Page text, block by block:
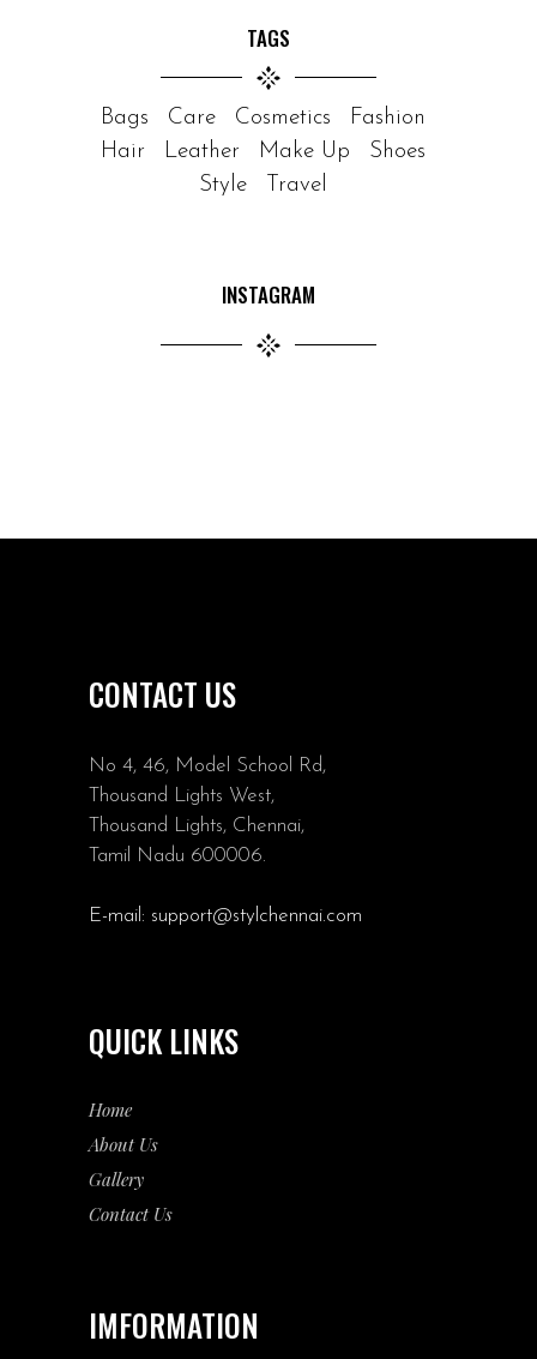
TAGS
Bags Care Cosmetics
Fashion
Hair
Leather Make Up
Shoes
Style
Travel
INSTAGRAM
CONTACT US
No 4, 46, Model School Rd,
Thousand Lights West,
Thousand Lights, Chennai,
Tamil Nadu 600006.
E-mail: support@stylchennai.com
QUICK LINKS
Home
About Us
Gallery
Contact Us
IMFORMATION